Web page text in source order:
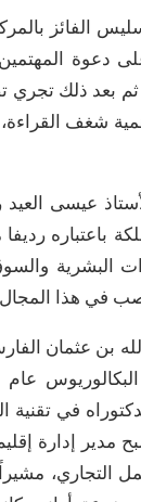
الفائز
دعوة
ثم بعد ذلك
شغف
عيسى
باعتباره
البشرية
في هذا
بن عثمان
التجاري،